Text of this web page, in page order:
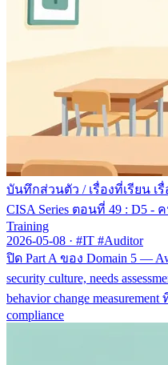
บันทึกส่วนตัว / เรื่องที่เรียน เ
CISA Series ตอนที่ 49 : D5 -
Training
2026-05-08 · #IT #Auditor
ปิด Part A ของ Domain 5 —
security culture, needs
behavior change
compliance